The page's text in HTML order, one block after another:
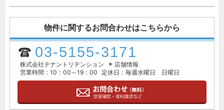
物件に関するお問合わせはこちらから
03-5155-3171
株式会社テナントリテンション
店舗情報
営業時間：10：00～19：00
定休日：毎週水曜日 日曜日